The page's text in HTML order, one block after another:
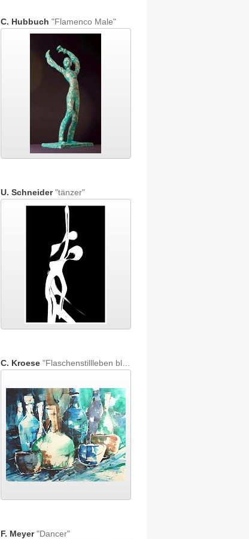
C. Hubbuch "Flamenco Male"
U. Schneider"tänzer"
C. Kroese"Flaschenstillleben blau"
F. Meyer"Dancer"